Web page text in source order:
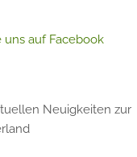
uns auf Facebook
Neuigkeiten zur